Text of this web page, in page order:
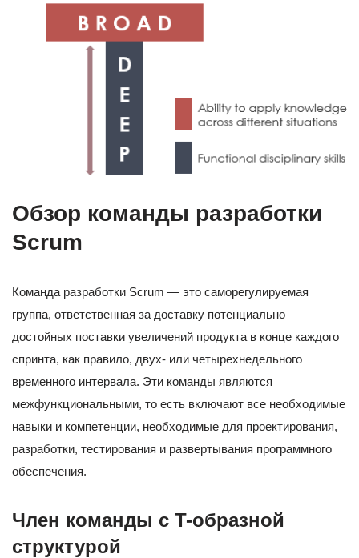
Обзор команды разработки
Scrum
Команда разработки Scrum — это саморегулируемая
группа, ответственная за доставку потенциально
достойных поставки увеличений продукта в конце каждого
спринта, как правило, двух- или четырехнедельного
временного интервала. Эти команды являются
межфункциональными, то есть включают все необходимые
навыки и компетенции, необходимые для проектирования,
разработки, тестирования и развертывания программного
обеспечения.
Член команды с T-образной
структурой